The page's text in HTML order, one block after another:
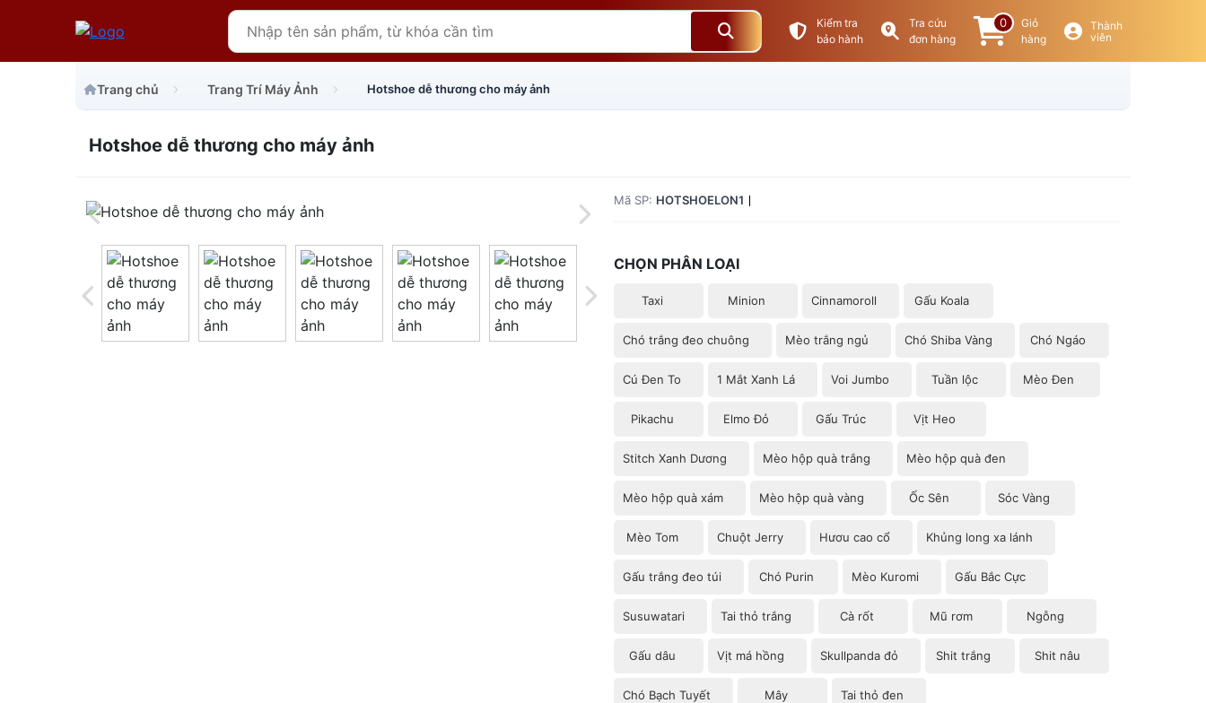
Kiểm tra
bảo hành
Tra cứu
đơn hàng
0
Giỏ
hàng
Thành
viên
Trang chủ Trang Trí Máy Ảnh Hotshoe dễ thương cho máy ảnh
Hotshoe dễ thương cho máy ảnh
Mã SP: HOTSHOELON1
CHỌN PHÂN LOẠI
Taxi Minion Cinnamoroll Gấu Koala
Chó trắng đeo chuông Mèo trắng ngủ Chó Shiba Vàng Chó Ngáo
Cú Đen To 1 Mắt Xanh Lá Voi Jumbo Tuần lộc Mèo Đen
Pikachu Elmo Đỏ Gấu Trúc Vịt Heo
Stitch Xanh Dương Mèo hộp quà trắng Mèo hộp quà đen
Mèo hộp quà xám Mèo hộp quà vàng Ốc Sên Sóc Vàng
Mèo Tom Chuột Jerry Hươu cao cổ Khủng long xa lánh
Gấu trắng đeo túi Chó Purin Mèo Kuromi Gấu Bắc Cực
Susuwatari Tai thỏ trắng Cà rốt Mũ rơm Ngỗng
Gấu dâu Vịt má hồng Skullpanda đỏ Shit trắng Shit nâu
Chó Bạch Tuyết Mây Tai thỏ đen
5x0 đ
0 đ